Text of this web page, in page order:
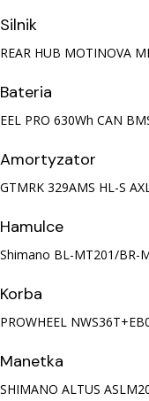
Silnik
REAR HUB MOTINOVA
Bateria
EEL PRO 630Wh CAN
Amortyzator
GTMRK 329AMS HL-S
Hamulce
Shimano BL-MT201/BR-
Korba
PROWHEEL
Manetka
SHIMANO ALTUS